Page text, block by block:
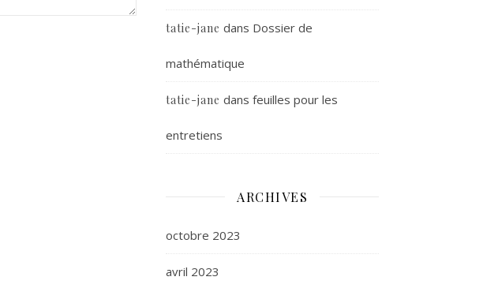
tatie-jane dans Dossier de
mathématique
tatie-jane dans feuilles pour les
entretiens
ARCHIVES
octobre 2023
avril 2023